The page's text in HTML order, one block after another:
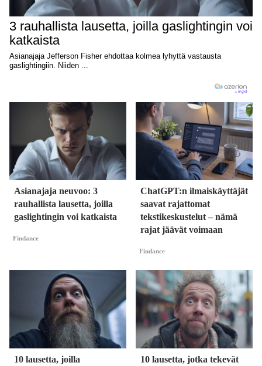
Asianajaja neuvoo: 3
rauhallista lausetta, joilla
gaslightingin voi katkaista
Findance
ChatGPT:n ilmaiskäyttäjät
saavat rajattomat
tekstikeskustelut – nämä
rajat jäävät voimaan
Findance
10 lausetta, joilla
10 lausetta, jotka tekevät